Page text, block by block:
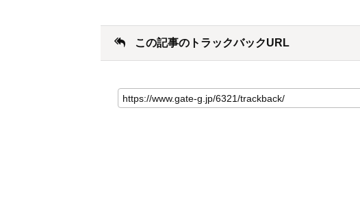
この記事のトラックバックURL
の
記